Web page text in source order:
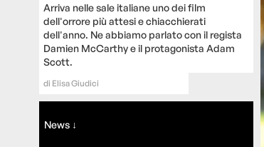
Arriva nelle sale italiane uno dei film
dell'orrore più attesi e chiacchierati
dell'anno. Ne abbiamo parlato con il regista
Damien McCarthy e il protagonista Adam
Scott.
di Elisa Giudici
News ↓